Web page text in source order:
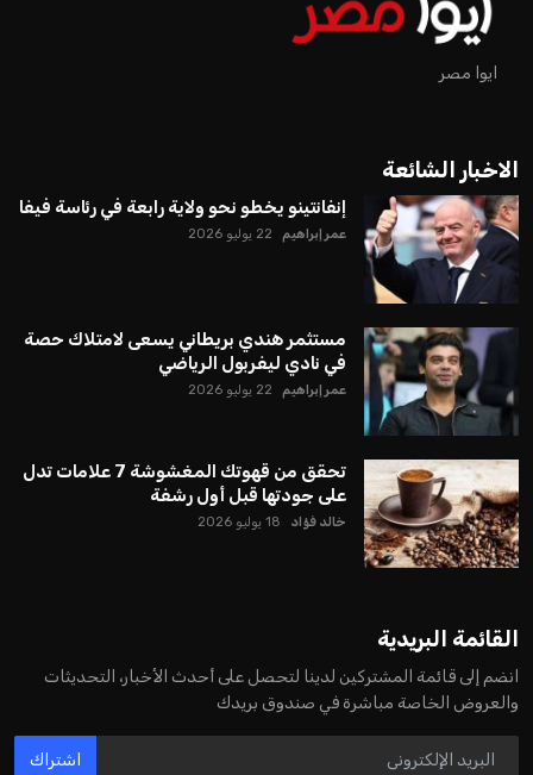
ايوا مصر
الاخبار الشائعة
إنفانتينو يخطو نحو ولاية رابعة في رئاسة فيفا
عمر إبراهيم 22 يوليو 2026
مستثمر هندي بريطاني يسعى لامتلاك حصة
في نادي ليفربول الرياضي
عمر إبراهيم 22 يوليو 2026
تحقق من قهوتك المغشوشة 7 علامات تدل
على جودتها قبل أول رشفة
خالد فؤاد 18 يوليو 2026
القائمة البريدية
انضم إلى قائمة المشتركين لدينا لتحصل على أحدث الأخبار، التحديثات
والعروض الخاصة مباشرة في صندوق بريدك
اشتراك